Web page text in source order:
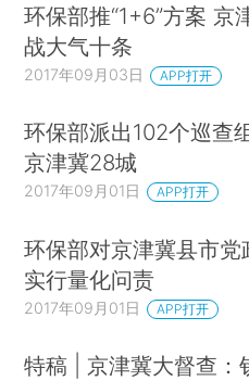
环保部推“1+6”方案 京
战大气十条
2017年09月03日 APP打开
环保部派出102个巡查
京津冀28城
2017年09月01日 APP打开
环保部对京津冀县市党
实行量化问责
2017年09月01日 APP打开
特稿 | 京津冀大督查：